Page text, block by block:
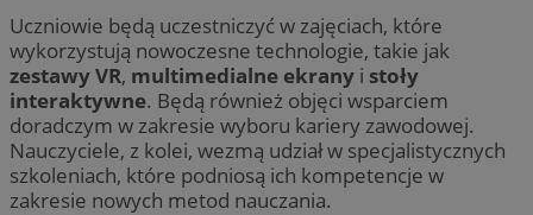
Uczniowie będą uczestniczyć w zajęciach, które
wykorzystują nowoczesne technologie, takie jak
zestawy VR, multimedialne ekrany i stoły
interaktywne. Będą również objęci wsparciem
doradczym w zakresie wyboru kariery zawodowej.
Nauczyciele, z kolei, wezmą udział w specjalistycznych
szkoleniach, które podniosą ich kompetencje w
zakresie nowych metod nauczania.